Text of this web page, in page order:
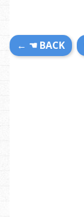
← ☚ BACK